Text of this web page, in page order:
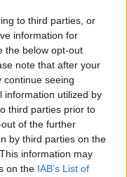
to third parties, or
information for
the below opt-out
note that after your
continue seeing
information utilized by
third parties prior to
of the further
by third parties on the
information may
on the IAB’s List of